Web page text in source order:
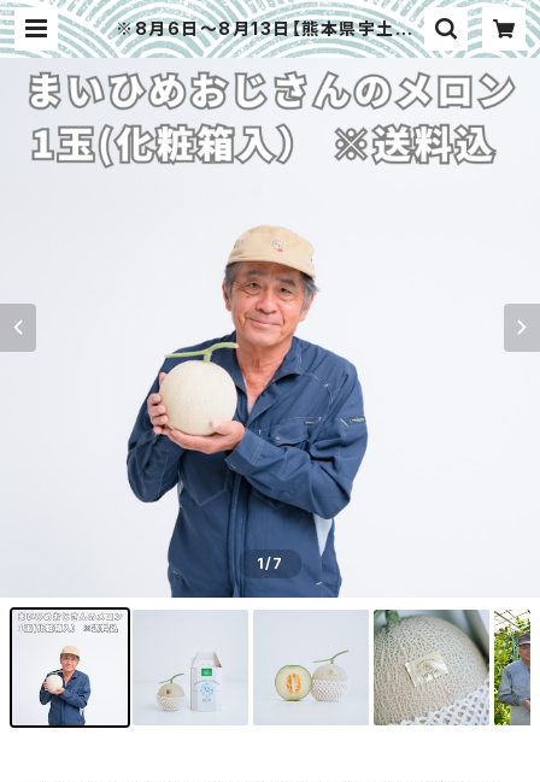
※8月6日～8月13日【熊本県宇土市】
まいひめおじさんのメロン 化粧箱入
り1玉（２L、３L） | 大畑大介商店
1/7